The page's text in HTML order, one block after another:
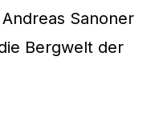
Sanoner
Bergwelt der